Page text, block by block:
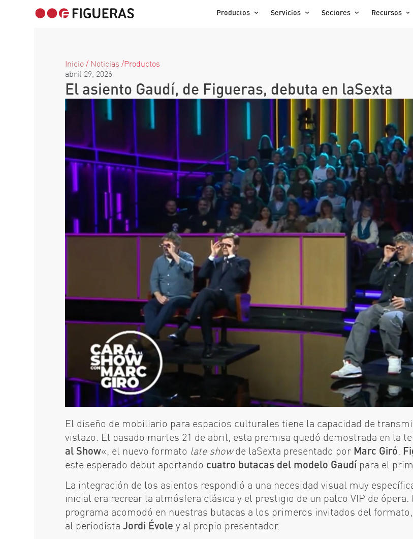
Productos Servicios Sectores Recursos
Inicio/ Noticias /Productos
abril 29, 2026
El asiento Gaudí, de Figueras, debuta en laSexta
El diseño de mobiliario para espacios culturales tiene la capacidad de
vistazo. El pasado martes 21 de abril, esta premisa quedó demostrada en la
al Show«, el nuevo formato late showde laSexta presentado por Marc Giró
este esperado debut aportando cuatro butacas del modelo Gaudípara el
La integración de los asientos respondió a una necesidad visual muy
inicial era recrear la atmósfera clásica y el prestigio de un palco VIP de
programa acomodó en nuestras butacas a los primeros invitados del formato,
al periodista Jordi Évole y al propio presentador.